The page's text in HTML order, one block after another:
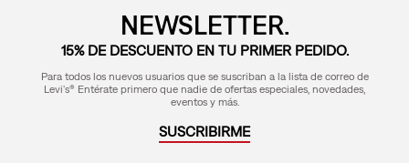
NEWSLETTER.
15% DE DESCUENTO EN TU PRIMER PEDIDO.
Para todos los nuevos usuarios que se suscriban a la lista de correo de
Levi's® Entérate primero que nadie de ofertas especiales, novedades,
eventos y más.
SUSCRIBIRME